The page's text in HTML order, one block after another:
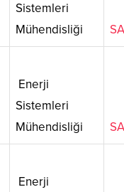
Sistemleri
Mühendisliği
Enerji
Sistemleri
Mühendisliği
Enerji